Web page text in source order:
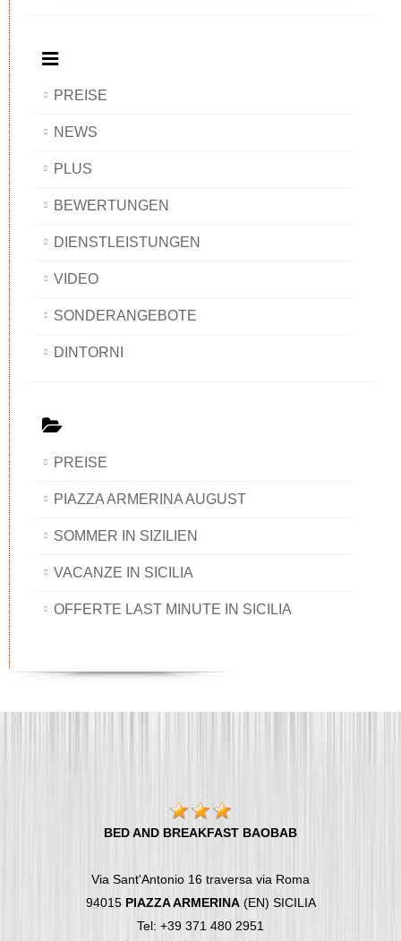
PREISE
NEWS
PLUS
BEWERTUNGEN
DIENSTLEISTUNGEN
VIDEO
SONDERANGEBOTE
DINTORNI
PREISE
PIAZZA ARMERINA AUGUST
SOMMER IN SIZILIEN
VACANZE IN SICILIA
OFFERTE LAST MINUTE IN SICILIA
BED AND BREAKFAST BAOBAB
Via Sant'Antonio 16 traversa via Roma
94015 PIAZZA ARMERINA(EN) SICILIA
Tel: +39 371 480 2951